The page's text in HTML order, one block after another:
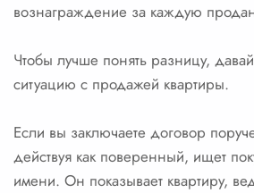
вознаграждение за каждую
Чтобы лучше понять разницу,
ситуацию с продажей квартиры.
Если вы заключаете договор
действуя как поверенный, ищет
имени. Он показывает квартиру,